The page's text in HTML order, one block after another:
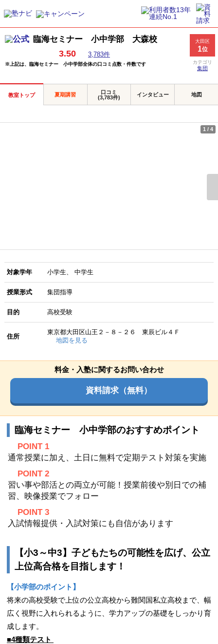
臨海セミナー 小中学部 大森校
3.50 3,783件
※上記は、臨海セミナー 小中学部全体の口コミ点数・件数です
大田区
1位
カテゴリ
集団
教室トップ 夏期講習
口コミ
(3,783件)
インタビュー 地図
1 / 4
対象学年 小学生 中学生
授業形式 集団指導
目的 高校受験
住所
東京都大田区山王２－８－２６ 東辰ビル４Ｆ
地図を見る
料金・入塾に関するお問い合わせ
資料請求（無料）
臨海セミナー 小中学部のおすすめポイント
POINT 1
通常授業に加え、土日に無料で定期テスト対策を実施
POINT 2
習い事や部活との両立が可能！授業前後や別日での補
習、映像授業でフォロー
POINT 3
入試情報提供・入試対策にも自信があります
【小3～中3】子どもたちの可能性を広げ、公立
上位高合格を目指します！
【小学部のポイント】
将来の高校受験で上位の公立高校から難関国私立高校まで、幅
広く視野に入れられるように、学力アップの基礎をしっかり育
成します。
■4種類テスト